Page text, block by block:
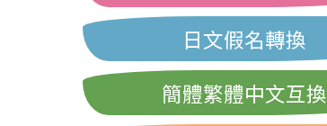
日文假名轉換
簡體繁體中文互換